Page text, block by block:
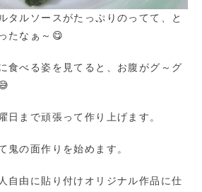
タルソースがたっぷりのってて、と
たなぁ～😋
食べる姿を見てると、お腹がグ～グ
日まで頑張って作り上げます。
鬼の面作りを始めます。
自由に貼り付けオリジナル作品に仕